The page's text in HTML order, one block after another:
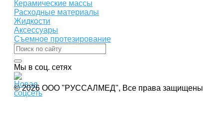
Керамические массы
Расходные материалы
Жидкости
Аксессуары
Съемное протезирование
Мы в соц. сетях
© 2026 ООО "РУССАЛМЕД", Все права защищены